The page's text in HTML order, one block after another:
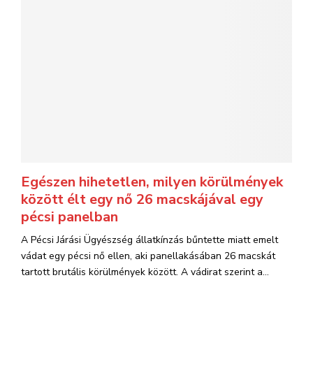
Egészen hihetetlen, milyen körülmények
között élt egy nő 26 macskájával egy
pécsi panelban
A Pécsi Járási Ügyészség állatkínzás bűntette miatt emelt
vádat egy pécsi nő ellen, aki panellakásában 26 macskát
tartott brutális körülmények között. A vádirat szerint a...